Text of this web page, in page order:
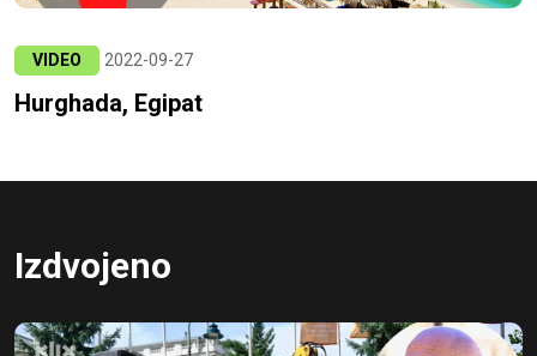
VIDEO 2022-09-27
Hurghada, Egipat
Izdvojeno